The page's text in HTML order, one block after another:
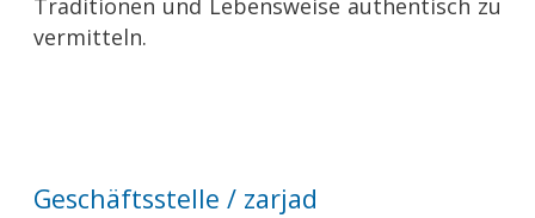
vermitteln.
Geschäftsstelle / zarjad